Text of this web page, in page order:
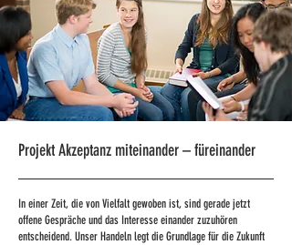
Projekt Akzeptanz miteinander – füreinander
In einer Zeit, die von Vielfalt gewoben ist, sind gerade jetzt
offene Gespräche und das Interesse einander zuzuhören
entscheidend. Unser Handeln legt die Grundlage für die Zukunft